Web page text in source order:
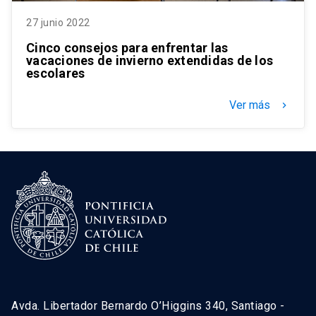
27 junio 2022
Cinco consejos para enfrentar las
vacaciones de invierno extendidas de los
escolares
Ver más keyboard_arrow_right
Avda. Libertador Bernardo O’Higgins 340, Santiago -